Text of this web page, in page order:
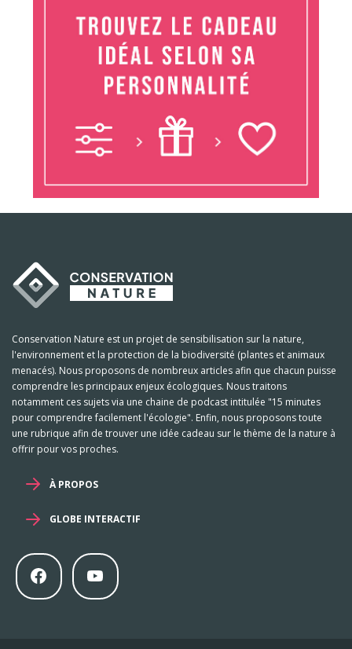
Conservation Nature est un projet de sensibilisation sur la nature,
l'environnement et la protection de la biodiversité (plantes et animaux
menacés). Nous proposons de nombreux articles afin que chacun puisse
comprendre les principaux enjeux écologiques. Nous traitons
notamment ces sujets via une chaine de podcast intitulée "15 minutes
pour comprendre facilement l'écologie". Enfin, nous proposons toute
une rubrique afin de trouver une idée cadeau sur le thème de la nature à
offrir pour vos proches.
À PROPOS
GLOBE INTERACTIF